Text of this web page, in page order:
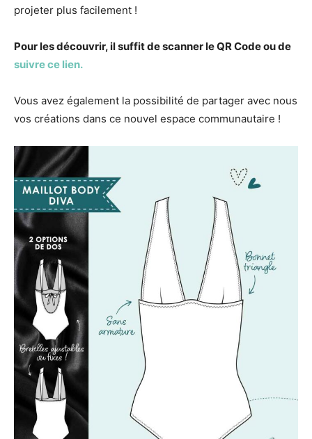
projeter plus facilement !
Pour les découvrir, il suffit de scanner le QR Code ou de
suivre ce lien.
Vous avez également la possibilité de partager avec nous
vos créations dans ce nouvel espace communautaire !